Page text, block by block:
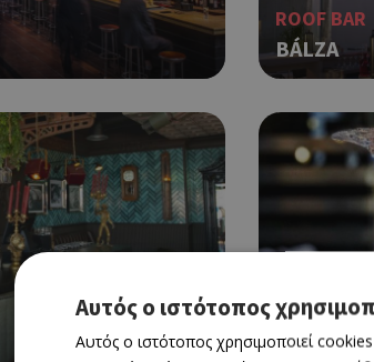
ROOF BAR
BÁLZA
ΙΤΑΛΙΚΗ
BAR
Αυτός ο ιστότοπος
Αυτός ο ιστότοπος χρησιμοποιεί